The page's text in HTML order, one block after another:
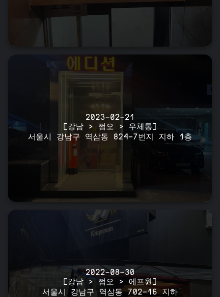
2023-02-21
[강남 > 쩜오 > 우체통]
서울시 강남구 역삼동 824-7번지 지하 1층
2022-08-30
[강남 > 쩜오 > 에프원]
서울시 강남구 역삼동 702-16 지하